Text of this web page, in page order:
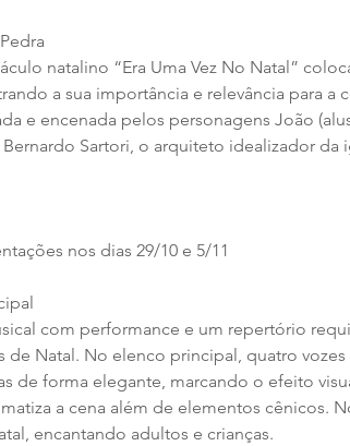
natalino “Era Uma Vez No Natal”
a sua importância e relevância para
e encenada pelos personagens João
Bernardo Sartori, o arquiteto idealizador da
nos dias 29/10 e 5/11
com performance e um repertório
de Natal. No elenco principal, quatro
de forma elegante, marcando o efeito
a cena além de elementos cênicos.
encantando adultos e crianças.